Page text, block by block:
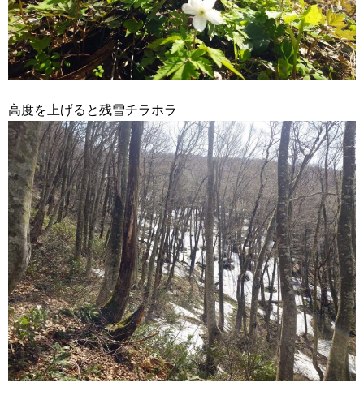
高度を上げると残雪チラホラ